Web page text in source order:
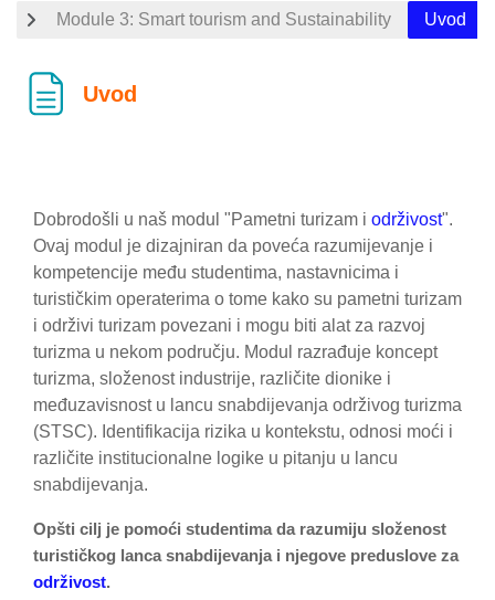
Module 3: Smart tourism and Sustainability Uvod
Uvod
Dobrodošli u naš modul "Pametni turizam i održivost".
Ovaj modul je dizajniran da poveća razumijevanje i
kompetencije među studentima, nastavnicima i
turističkim operaterima o tome kako su pametni turizam
i održivi turizam povezani i mogu biti alat za razvoj
turizma u nekom području. Modul razrađuje koncept
turizma, složenost industrije, različite dionike i
međuzavisnost u lancu snabdijevanja održivog turizma
(STSC). Identifikacija rizika u kontekstu, odnosi moći i
različite institucionalne logike u pitanju u lancu
snabdijevanja.
Opšti cilj je pomoći studentima da razumiju složenost
turističkog lanca snabdijevanja i njegove preduslove za
održivost.